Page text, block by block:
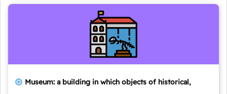
Museum: a building in which objects of historical,